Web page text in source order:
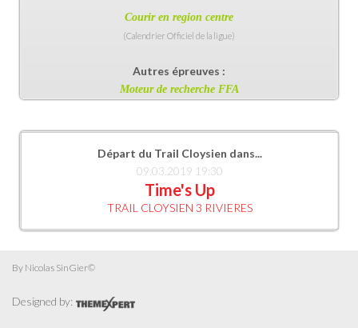
Courir en region centre
(Calendrier Officiel de la ligue)
Autres épreuves :
Moteur de recherche FFA
Départ du Trail Cloysien dans...
09.03.2019 19:30
Time's Up
TRAIL CLOYSIEN 3 RIVIERES
By Nicolas SinGier©
Designed by: